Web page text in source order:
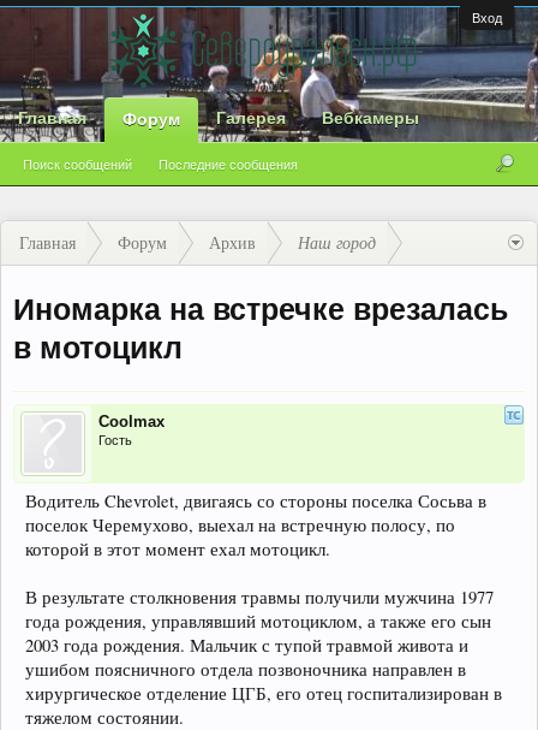
Вход
Главная Форум
Поиск сообщений Последние сообщения
Галерея Вебкамеры
Главная Форум Архив Наш город
Иномарка на встречке врезалась
в мотоцикл
Coolmax
Гость
Водитель Chevrolet, двигаясь со стороны поселка Сосьва в
поселок Черемухово, выехал на встречную полосу, по
которой в этот момент ехал мотоцикл.
В результате столкновения травмы получили мужчина 1977
года рождения, управлявший мотоциклом, а также его сын
2003 года рождения. Мальчик с тупой травмой живота и
ушибом поясничного отдела позвоночника направлен в
хирургическое отделение ЦГБ, его отец госпитализирован в
тяжелом состоянии.